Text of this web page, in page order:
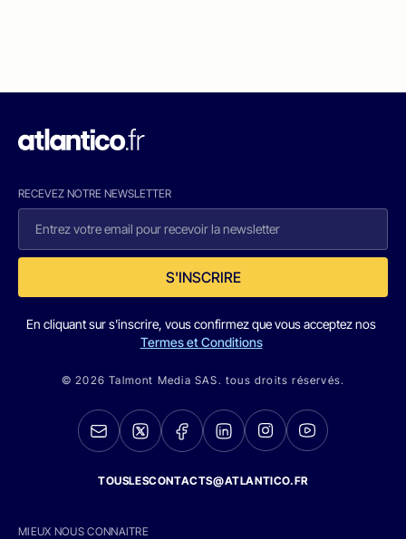
RECEVEZ NOTRE NEWSLETTER
S'INSCRIRE
En cliquant sur s'inscrire, vous confirmez que vous acceptez nos
Termes et Conditions
© 2026 Talmont Media SAS. tous droits réservés.
TOUSLESCONTACTS@ATLANTICO.FR
MIEUX NOUS CONNAITRE